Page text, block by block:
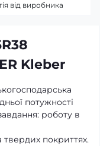
Kleber
потужності
роботу в
твердих покриттях.
від виробника